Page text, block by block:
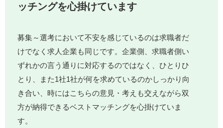
ッチングを心掛けています
募集～選考において不安を感じているのは求職者だ
けでなく求人企業も同じです。企業側、求職者側い
ずれかの言う通りに対応するのではなく、ひとりひ
とり、また1社1社が何を求めているのかしっかり向
き合い、時にはこちらの意見・考えも交えながら双
方が納得できるベストマッチングを心掛けていま
す。